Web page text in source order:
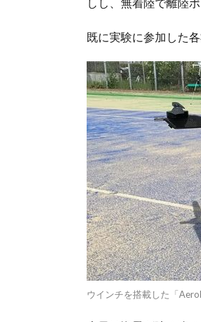
既に実験に参加した
ウインチを搭載した「